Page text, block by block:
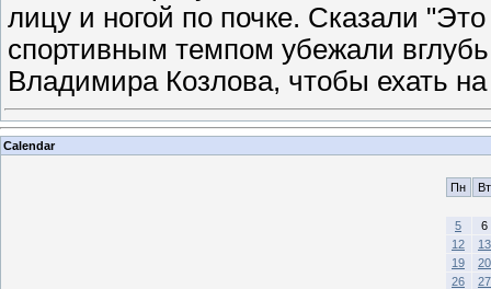
лицу и ногой по почке. Сказали
спортивным темпом убежали
Владимира Козлова, чтобы ехать
Calendar
Пн Вт
5
6
12
13
19
20
26
27